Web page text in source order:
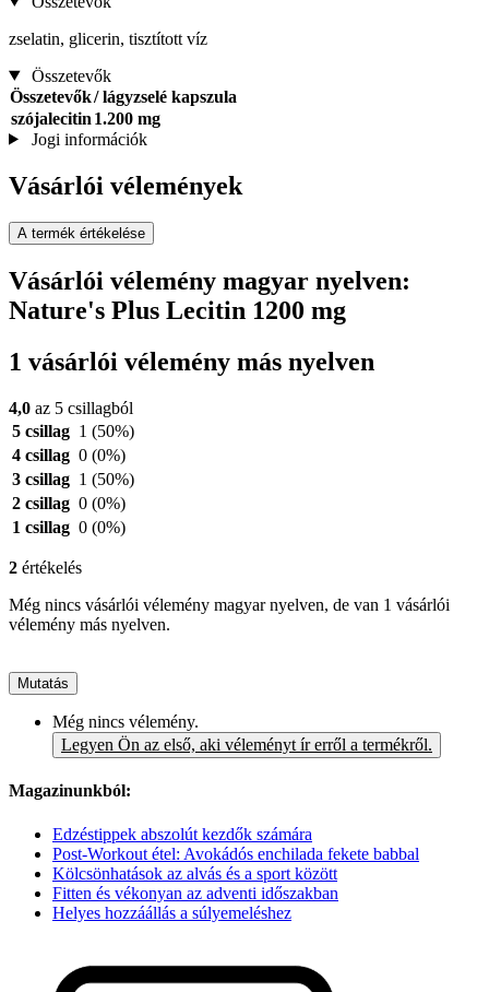
zselatin, glicerin, tisztított víz
Összetevők
Összetevők/ lágyzselé kapszula
szójalecitin 1.200 mg
Jogi információk
Vásárlói vélemények
A termék értékelése
Vásárlói vélemény magyar nyelven:
Nature's Plus Lecitin 1200 mg
1 vásárlói vélemény más nyelven
4,0 az 5 csillagból
5 csillag 1 (50%)
4 csillag 0 (0%)
3 csillag 1 (50%)
2 csillag 0 (0%)
1 csillag 0 (0%)
2 értékelés
Még nincs vásárlói vélemény magyar nyelven, de van 1 vásárlói
vélemény más nyelven.
Mutatás
Még nincs vélemény.
Legyen Ön az első, aki véleményt ír erről a termékről.
Magazinunkból:
Edzéstippek abszolút kezdők számára
Post-Workout étel: Avokádós enchilada fekete babbal
Kölcsönhatások az alvás és a sport között
Fitten és vékonyan az adventi időszakban
Helyes hozzáállás a súlyemeléshez